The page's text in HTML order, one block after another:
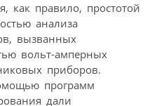
как правило, простотой
анализа
вызванных
вольт-амперных
приборов.
программ
дали